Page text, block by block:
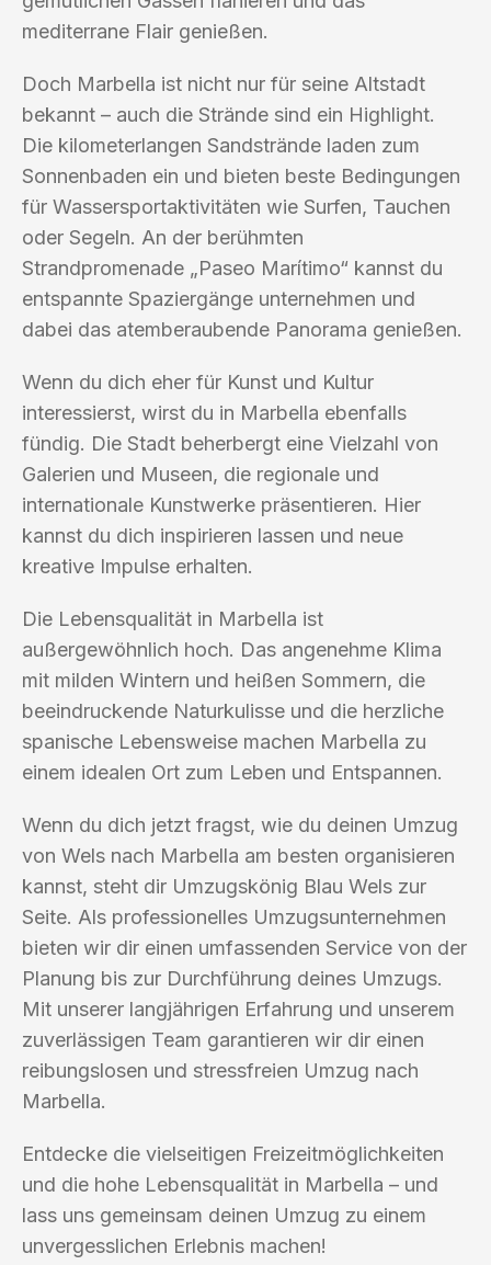
mediterrane Flair genießen.
Doch Marbella ist nicht nur für seine Altstadt
bekannt – auch die Strände sind ein Highlight.
Die kilometerlangen Sandstrände laden zum
Sonnenbaden ein und bieten beste Bedingungen
für Wassersportaktivitäten wie Surfen, Tauchen
oder Segeln. An der berühmten
Strandpromenade „Paseo Marítimo“ kannst du
entspannte Spaziergänge unternehmen und
dabei das atemberaubende Panorama genießen.
Wenn du dich eher für Kunst und Kultur
interessierst, wirst du in Marbella ebenfalls
fündig. Die Stadt beherbergt eine Vielzahl von
Galerien und Museen, die regionale und
internationale Kunstwerke präsentieren. Hier
kannst du dich inspirieren lassen und neue
kreative Impulse erhalten.
Die Lebensqualität in Marbella ist
außergewöhnlich hoch. Das angenehme Klima
mit milden Wintern und heißen Sommern, die
beeindruckende Naturkulisse und die herzliche
spanische Lebensweise machen Marbella zu
einem idealen Ort zum Leben und Entspannen.
Wenn du dich jetzt fragst, wie du deinen Umzug
von Wels nach Marbella am besten organisieren
kannst, steht dir Umzugskönig Blau Wels zur
Seite. Als professionelles Umzugsunternehmen
bieten wir dir einen umfassenden Service von der
Planung bis zur Durchführung deines Umzugs.
Mit unserer langjährigen Erfahrung und unserem
zuverlässigen Team garantieren wir dir einen
reibungslosen und stressfreien Umzug nach
Marbella.
Entdecke die vielseitigen Freizeitmöglichkeiten
und die hohe Lebensqualität in Marbella – und
lass uns gemeinsam deinen Umzug zu einem
unvergesslichen Erlebnis machen!